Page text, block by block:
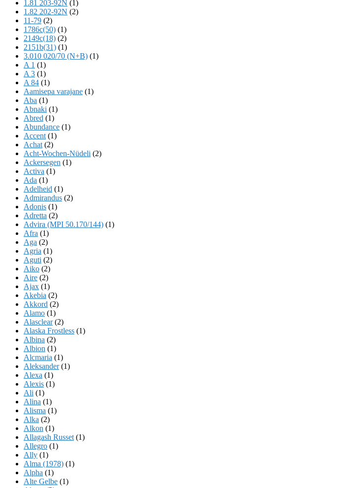
1.81 203-92N (1)
1.82 202-92N (2)
11-79 (2)
1786c(50) (1)
2149c(18) (2)
2151b(31) (1)
3.010 020/70 (N+B) (1)
A 1 (1)
A 3 (1)
A 84 (1)
Aamisepa varajane (1)
Aba (1)
Abnaki (1)
Abred (1)
Abundance (1)
Accent (1)
Achat (2)
Acht-Wochen-Nüdeli (2)
Ackersegen (1)
Activa (1)
Ada (1)
Adelheid (1)
Admirandus (2)
Adonis (1)
Adretta (2)
Advira (MPI 50.170/144) (1)
Afra (1)
Aga (2)
Agria (1)
Aguti (2)
Aiko (2)
Aire (2)
Ajax (1)
Akebia (2)
Akkord (2)
Alamo (1)
Alasclear(2)
Alaska Frostless (1)
Albina (2)
Albion (1)
Alcmaria (1)
Aleksander(1)
Alexa (1)
Alexis (1)
Ali (1)
Alina (1)
Alisma (1)
Alka (2)
Alkon (1)
Allagash Russet (1)
Allegro (1)
Ally (1)
Alma (1978) (1)
Alpha (1)
Alte Gelbe (1)